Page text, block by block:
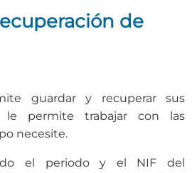
de
guardar y recuperar sus
le permite trabajar con las
necesite.
el periodo y el NIF del